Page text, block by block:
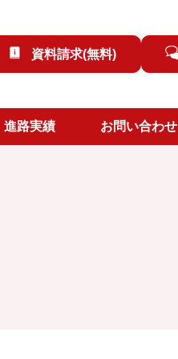
資料請求(無料)
進路実績 お問い合わせ